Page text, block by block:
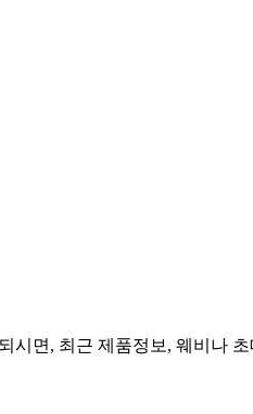
면, 최근 제품정보, 웨비나